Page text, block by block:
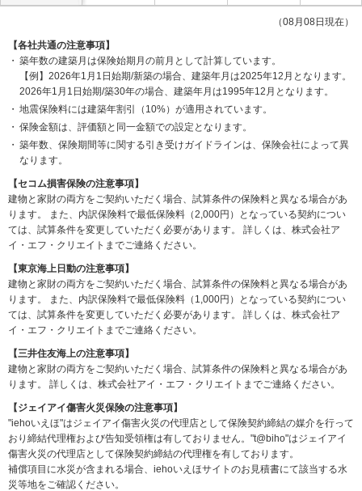
（08月08日現在）
【各社共通の注意事項】
築年数の建築月は保険始期月の前月として計算しています。
【例】2026年1月1日始期/新築の場合、建築年月は2025年12月となります。
2026年1月1日始期/築30年の場合、建築年月は1995年12月となります。
地震保険料には建築年割引（10%）が適用されています。
保険金額は、評価額と同一金額での設定となります。
築年数、保険期間等に関する引き受けガイドラインは、保険会社によって異
なります。
【セコム損害保険の注意事項】
建物と家財の両方をご契約いただく場合、試算条件の保険料と異なる場合があ
ります。
また、内訳保険料で最低保険料（2,000円）となっている契約につい
ては、試算条件を変更していただく必要があります。 詳しくは、株式会社ア
イ・エフ・クリエイトまでご連絡ください。
【東京海上日動の注意事項】
建物と家財の両方をご契約いただく場合、試算条件の保険料と異なる場合があ
ります。
また、内訳保険料で最低保険料（1,000円）となっている契約につい
ては、試算条件を変更していただく必要があります。 詳しくは、株式会社ア
イ・エフ・クリエイトまでご連絡ください。
【三井住友海上の注意事項】
建物と家財の両方をご契約いただく場合、試算条件の保険料と異なる場合があ
ります。 詳しくは、株式会社アイ・エフ・クリエイトまでご連絡ください。
【ジェイアイ傷害火災保険の注意事項】
"iehoいえほ"はジェイアイ傷害火災の代理店として保険契約締結の媒介を行って
おり締結代理権および告知受領権は有しておりません。"t@biho"はジェイアイ
傷害火災の代理店として保険契約締結の代理権を有しております。
補償項目に水災が含まれる場合、iehoいえほサイトのお見積書にて該当する水
災等地をご確認ください。